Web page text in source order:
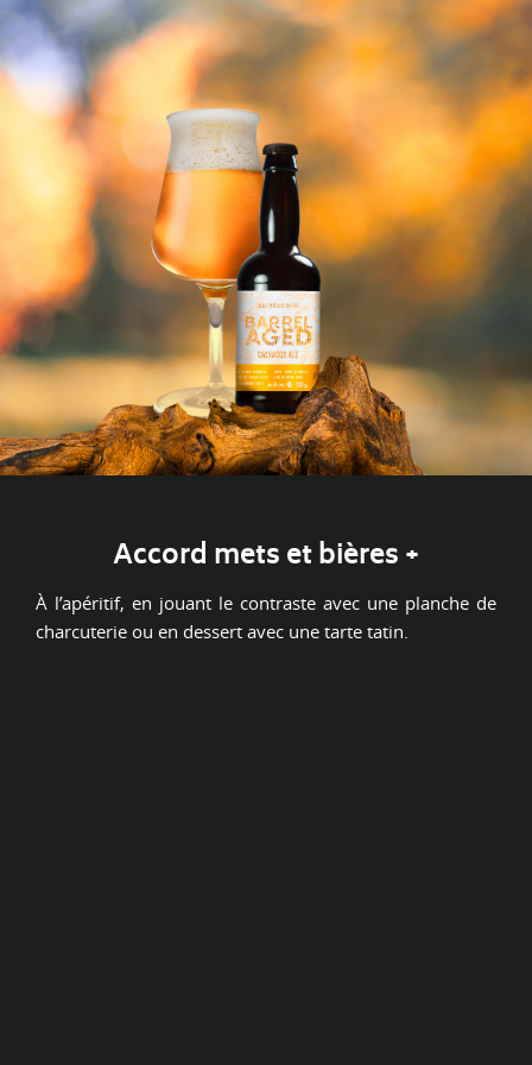
Accord mets et bières +
À l’apéritif, en jouant le contraste avec une planche de
charcuterie ou en dessert avec une tarte tatin.